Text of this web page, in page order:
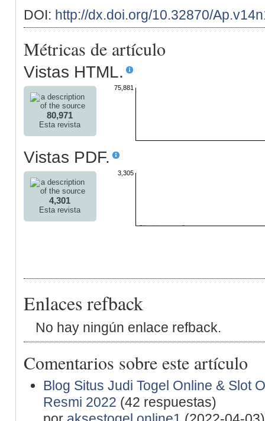
DOI: http://dx.doi.org/10.32870/
Métricas de artículo
Vistas HTML.
80,971
Esta revista
75,881
Vistas PDF.
4,301
Esta revista
3,305
Enlaces refback
No hay ningún enlace refback.
Comentarios sobre este artículo
Blog Situs Judi Togel Online & Slot
Resmi 2022 (42 respuestas)